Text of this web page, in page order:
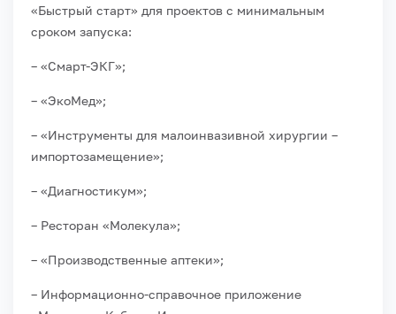
«Быстрый старт» для проектов с минимальным
сроком запуска:
– «Смарт-ЭКГ»;
– «ЭкоМед»;
– «Инструменты для малоинвазивной хирургии –
импортозамещение»;
– «Диагностикум»;
– Ресторан «Молекула»;
– «Производственные аптеки»;
– Информационно-справочное приложение